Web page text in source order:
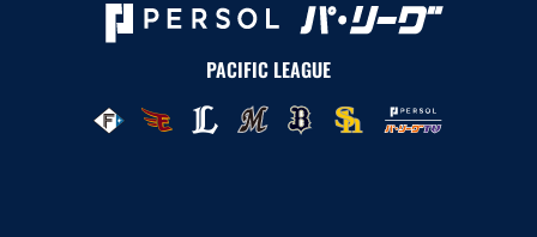
PACIFIC LEAGUE